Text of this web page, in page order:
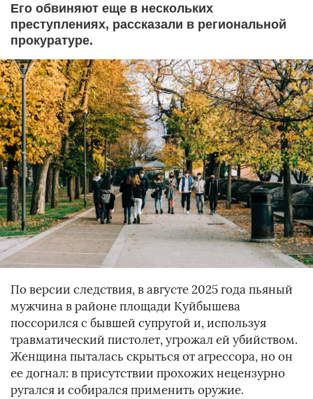
Его обвиняют еще в нескольких
преступлениях, рассказали в региональной
прокуратуре.
По версии следствия, в августе 2025 года пьяный
мужчина в районе площади Куйбышева
поссорился с бывшей супругой и, используя
травматический пистолет, угрожал ей убийством.
Женщина пыталась скрыться от агрессора, но он
ее догнал: в присутствии прохожих нецензурно
ругался и собирался применить оружие.